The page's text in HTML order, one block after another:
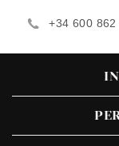
+34 600 862